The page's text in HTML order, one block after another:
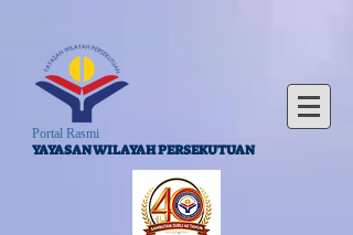
Portal Rasmi
YAYASAN WILAYAH PERSEKUTUAN